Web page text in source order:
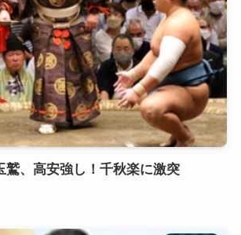
、高安強し！千秋楽に激突